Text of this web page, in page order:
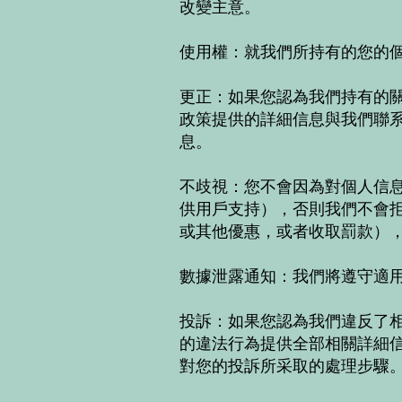
改變主意。
使用權：就我們所持有的您的
更正：如果您認為我們持有的
政策提供的詳細信息與我們聯
息。
不歧視：您不會因為對個人信
供用戶支持），否則我們不會
或其他優惠，或者收取罰款）
數據泄露通知：我們將遵守適
投訴：如果您認為我們違反了
的違法行為提供全部相關詳細
對您的投訴所采取的處理步驟